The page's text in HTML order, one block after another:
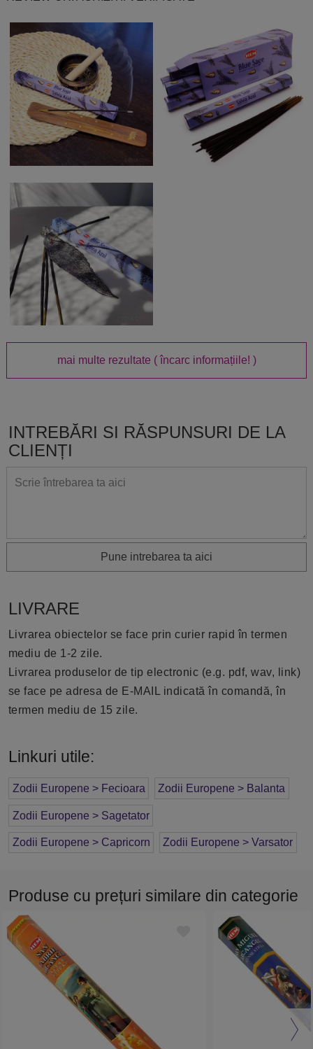
mai multe rezultate ( încarc informațiile! )
INTREBĂRI SI RĂSPUNSURI DE LA
CLIENȚI
Pune intrebarea ta aici
LIVRARE
Livrarea obiectelor se face prin curier rapid în termen
mediu de 1-2 zile.
Livrarea produselor de tip electronic (e.g. pdf, wav, link)
se face pe adresa de E-MAIL indicată în comandă, în
termen mediu de 15 zile.
Linkuri utile:
Zodii Europene > Fecioara Zodii Europene > Balanta
Zodii Europene > Sagetator
Zodii Europene > Capricorn Zodii Europene > Varsator
Produse cu prețuri similare din categorie